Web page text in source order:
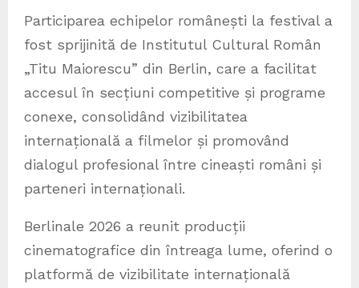
Participarea echipelor românești la festival a
fost sprijinită de Institutul Cultural Român
„Titu Maiorescu” din Berlin, care a facilitat
accesul în secțiuni competitive și programe
conexe, consolidând vizibilitatea
internațională a filmelor și promovând
dialogul profesional între cineaști români și
parteneri internaționali.
Berlinale 2026 a reunit producții
cinematografice din întreaga lume, oferind o
platformă de vizibilitate internațională